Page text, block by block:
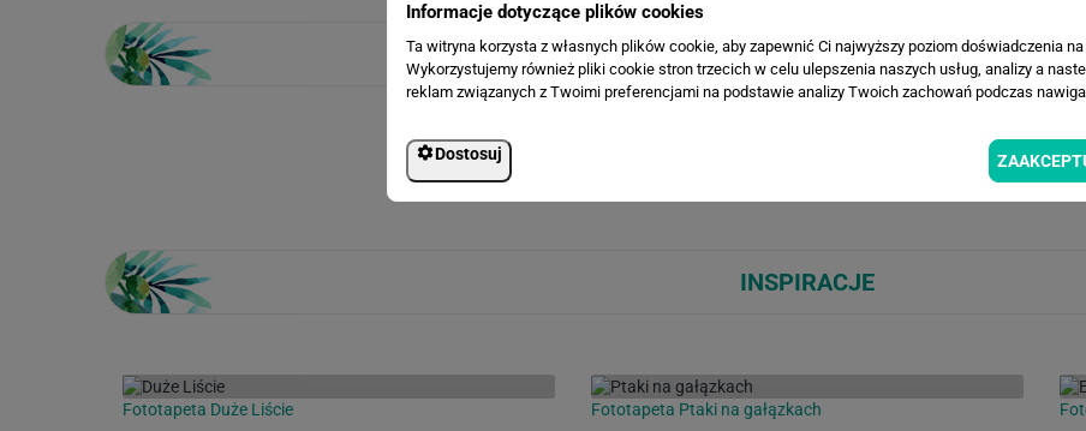
WIZUALIZACJE PRODUKTU
INSPIRACJE
Fototapeta Duże Liście Fototapeta Ptaki na gałązkach
Informacje dotyczące plików cookies
Ta witryna korzysta z własnych plików cookie, aby zapewnić Ci najwyższy poziom doświadczenia
Wykorzystujemy również pliki cookie stron trzecich w celu ulepszenia naszych usług, analizy a
reklam związanych z Twoimi preferencjami na podstawie analizy Twoich zachowań podczas
Dostosuj